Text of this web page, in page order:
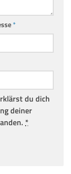
*
du dich
deiner
*